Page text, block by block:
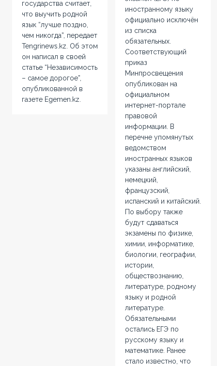
государства считает,
что выучить родной
язык “лучше поздно,
чем никогда”, передает
Tengrinews.kz. Об этом
он написал в своей
статье “Независимость
– самое дорогое”,
опубликованной в
газете Еgemen.kz.
иностранному языку
официально исключён
из списка
обязательных.
Соответствующий
приказ
Минпросвещения
опубликован на
официальном
интернет-портале
правовой
информации. В
перечне упомянутых
ведомством
иностранных языков
указаны английский,
немецкий,
французский,
испанский и китайский.
По выбору также
будут сдаваться
экзамены по физике,
химии, информатике,
биологии, географии,
истории,
обществознанию,
литературе, родному
языку и родной
литературе.
Обязательными
остались ЕГЭ по
русскому языку и
математике. Ранее
стало известно, что